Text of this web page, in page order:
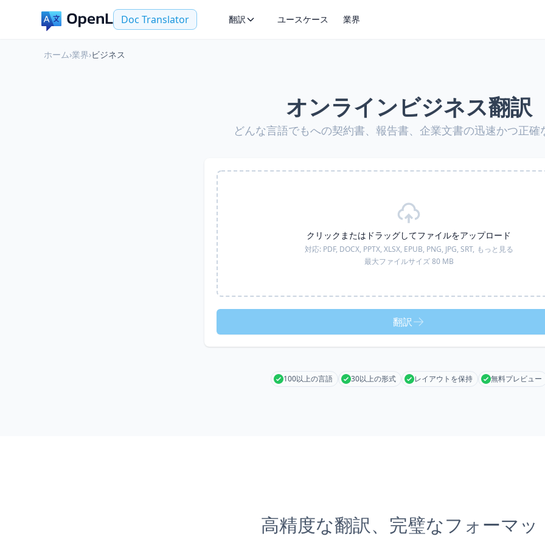
Doc Translator 翻訳 ユースケース 業界
ホーム›業界›ビジネス
オンラインビジネス翻訳
どんな言語でもへの契約書、報告書、企業文書の迅速かつ正確
クリックまたはドラッグしてファイルをアップロード
対応: PDF, DOCX, PPTX, XLSX, EPUB, PNG, JPG, SRT, もっと見る
最大ファイルサイズ 80 MB
翻訳
100以上の言語 30以上の形式 レイアウトを保持 無料プレビュー
高精度な翻訳、完璧なフォーマッ